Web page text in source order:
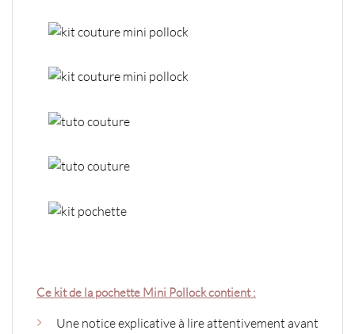
Ce kit de la pochette Mini Pollock contient :
Une notice explicative à lire attentivement avant